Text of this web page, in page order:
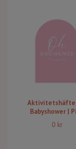
Babyshower |
0 kr